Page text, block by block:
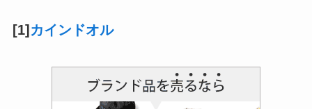
[1]カインドオル